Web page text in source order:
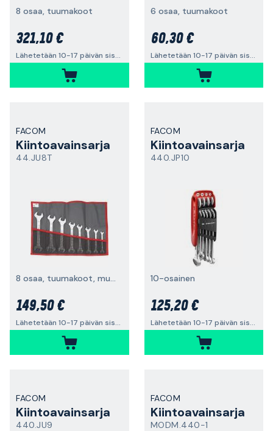
8 osaa, tuumakoot
321,10 €
Lähetetään 10-17 päivän sisällä
6 osaa, tuumakoot
60,30 €
Lähetetään 10-17 päivän sisällä
FACOM
Kiintoavainsarja
44.JU8T
8 osaa, tuumakoot, mukana säilytyspakkaus
149,50 €
Lähetetään 10-17 päivän sisällä
FACOM
Kiintoavainsarja
440.JP10
10-osainen
125,20 €
Lähetetään 10-17 päivän sisällä
FACOM
Kiintoavainsarja
440.JU9
FACOM
Kiintoavainsarja
MODM.440-1